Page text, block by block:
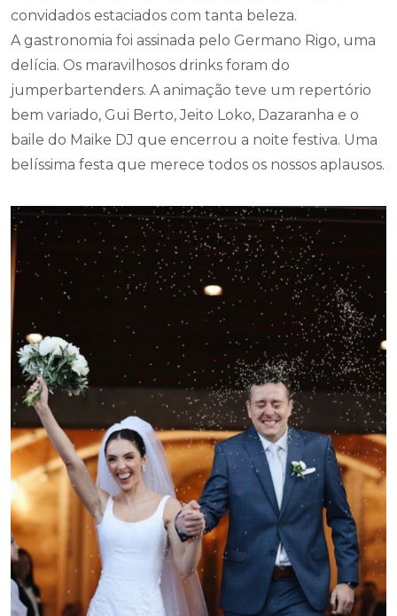
convidados estaciados com tanta beleza.
A gastronomia foi assinada pelo Germano Rigo, uma
delícia. Os maravilhosos drinks foram do
jumperbartenders. A animação teve um repertório
bem variado, Gui Berto, Jeito Loko, Dazaranha e o
baile do Maike DJ que encerrou a noite festiva. Uma
belíssima festa que merece todos os nossos aplausos.